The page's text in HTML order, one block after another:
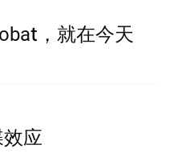
，就在今天
效应